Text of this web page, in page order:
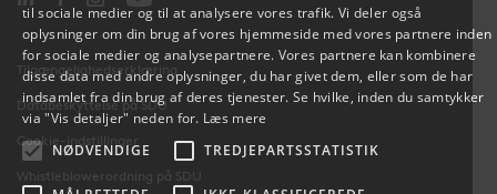
Tilgængelighedserklæring
Databeskyttelse på SDU
Cookie-indstillinger
Whistleblowerordning på SDU
ENGLISH
til sociale medier og til at analysere vores trafik. Vi deler også
oplysninger om din brug af vores hjemmeside med vores partnere inden
for sociale medier og analysepartnere. Vores partnere kan kombinere
disse data med andre oplysninger, du har givet dem, eller som de har
indsamlet fra din brug af deres tjenester. Se hvilke, inden du samtykker
via "Vis detaljer" neden for. Læs mere
NØDVENDIGE
TREDJEPARTSSTATISTIK